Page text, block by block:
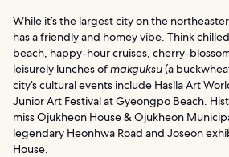
While it’s the largest city on the
has a friendly and homey vibe. Think
beach, happy-hour cruises, cherry-
leisurely lunches ofmakguksu(a
city’s cultural events include Haslla Art
Junior Art Festival at Gyeongpo Beach.
miss Ojukheon House & Ojukheon
legendary Heonhwa Road and Joseon
House.